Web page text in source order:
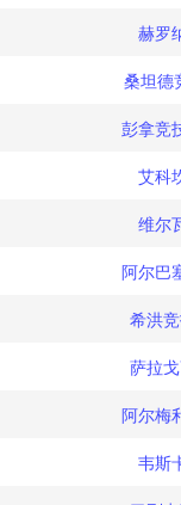
赫罗
桑坦德
彭拿竞
艾科
维尔
阿尔巴
希洪
萨拉
阿尔梅
韦斯